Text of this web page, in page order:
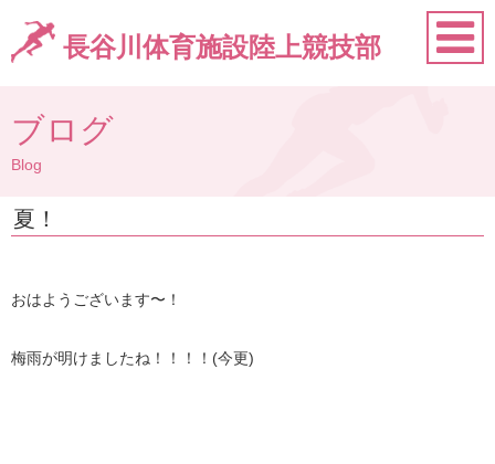
長谷川体育施設陸上競技部
ブログ
Blog
夏！
おはようございます〜！
梅雨が明けましたね！！！！(今更)